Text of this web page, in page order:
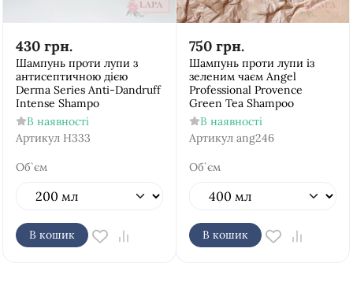
430 грн.
Шампунь проти лупи з
антисептичною дією
Derma Series Anti-Dandruff
Intense Shampo
В наявності
Артикул H333
Об`єм
В кошик
750 грн.
Шампунь проти лупи із
зеленим чаєм Аngel
Рrofessional Provence
Green Tea Shampoo
В наявності
Артикул ang246
Об`єм
В кошик